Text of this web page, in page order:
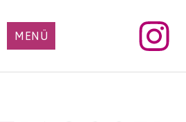
MENÜ